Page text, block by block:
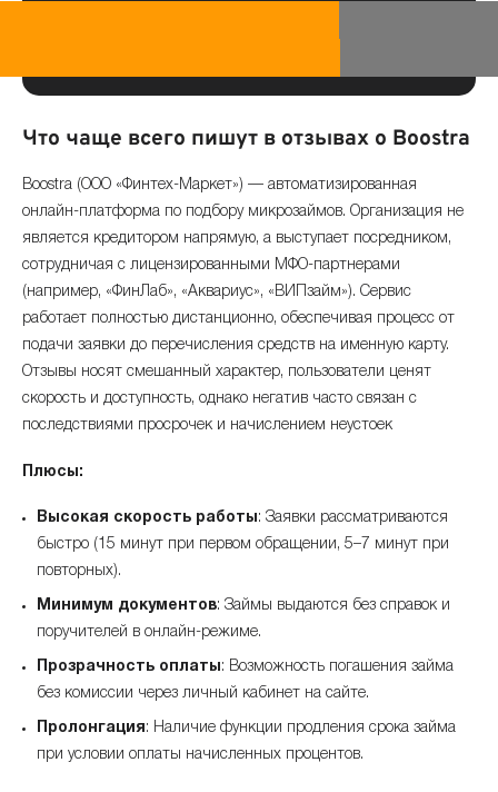
Что чаще всего пишут в отзывах о Boostra
Boostra (ООО «Финтех-Маркет») — автоматизированная
онлайн-платформа по подбору микрозаймов. Организация не
является кредитором напрямую, а выступает посредником,
сотрудничая с лицензированными МФО-партнерами
(например, «ФинЛаб», «Аквариус», «ВИПзайм»). Сервис
работает полностью дистанционно, обеспечивая процесс от
подачи заявки до перечисления средств на именную карту.
Отзывы носят смешанный характер, пользователи ценят
скорость и доступность, однако негатив часто связан с
последствиями просрочек и начислением неустоек
Плюсы:
Высокая скорость работы : Заявки рассматриваются
быстро (15 минут при первом обращении, 5–7 минут при
повторных).
Минимум документов: Займы выдаются без справок и
поручителей в онлайн-режиме.
Прозрачность оплаты : Возможность погашения займа
без комиссии через личный кабинет на сайте.
Пролонгация : Наличие функции продления срока займа
при условии оплаты начисленных процентов.